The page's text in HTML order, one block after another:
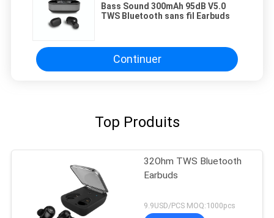
Bass Sound 300mAh 95dB V5.0
TWS Bluetooth sans fil Earbuds
Continuer
Top Produits
32Ohm TWS Bluetooth
Earbuds
9.9USD/PCS MOQ:1000pcs